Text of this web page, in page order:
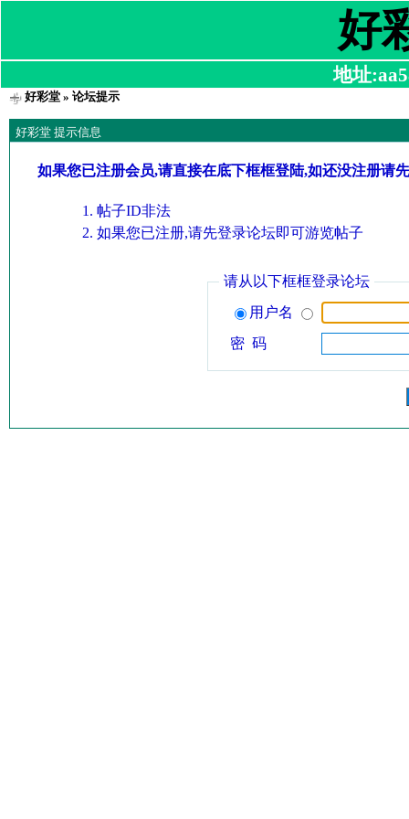
好
地址
好彩堂» 论坛提示
好彩堂 提示信息
如果您已注册会员,请直接在底下框框登陆,如还没注册请
帖子ID非法
如果您已注册,请先登录论坛即可游览帖子
请从以下框框登录论坛
用户名
密 码